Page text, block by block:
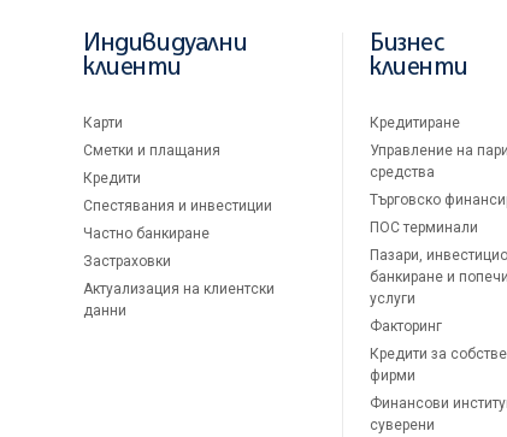
Индивидуални
клиенти
Карти
Сметки и плащания
Кредити
Спестявания и инвестиции
Частно банкиране
Застраховки
Актуализация на клиентски
данни
Бизнес
клиенти
Кредитиране
Управление на
средства
Търговско
ПОС терминали
Пазари,
банкиране и
услуги
Факторинг
Кредити за
фирми
Финансови
суверени